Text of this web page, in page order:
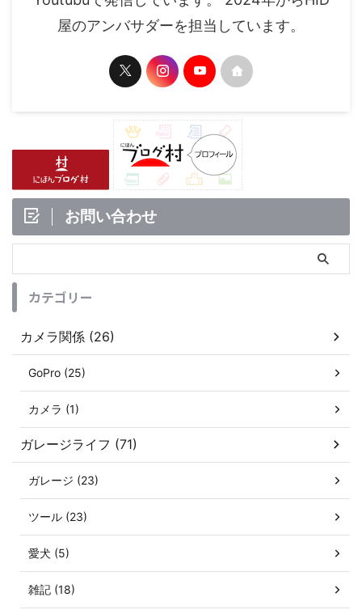
屋のアンバサダーを担当しています。
お問い合わせ
カテゴリー
カメラ関係 (26)
GoPro (25)
カメラ (1)
ガレージライフ (71)
ガレージ (23)
ツール (23)
愛犬 (5)
雑記 (18)